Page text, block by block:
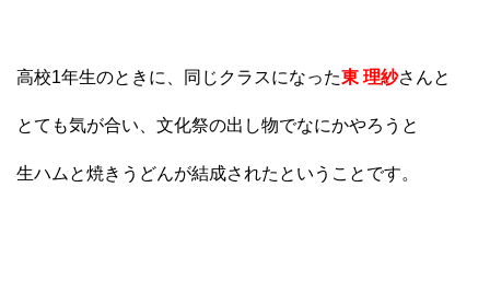
高校1年生のときに、同じクラスになった東 理紗さんと
とても気が合い、文化祭の出し物でなにかやろうと
生ハムと焼きうどんが結成されたということです。